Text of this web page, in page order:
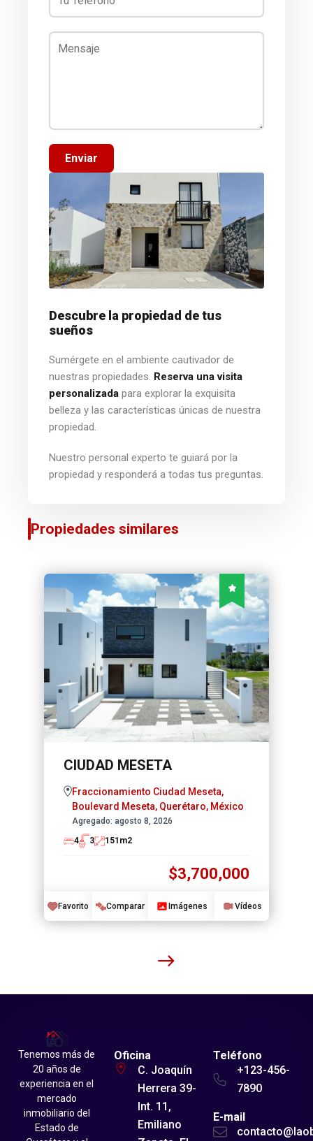
Enviar
Descubre la propiedad de tus
sueños
Sumérgete en el ambiente cautivador de
nuestras propiedades. Reserva una visita
personalizada para explorar la exquisita
belleza y las características únicas de nuestra
propiedad.
Nuestro personal experto te guiará por la
propiedad y responderá a todas tus preguntas.
Propiedades similares
CIUDAD MESETA
Fraccionamiento Ciudad Meseta,
Boulevard Meseta, Querétaro, México
Agregado: agosto 8, 2026
4
3 151 m2
$3,700,000
Favorito Comparar Imágenes Vídeos
Tenemos más de
20 años de
experiencia en el
mercado
inmobiliario del
Estado de
Oficina
C. Joaquín
Herrera 39-
Int. 11,
Emiliano
Teléfono
+123-456-
7890
E-mail